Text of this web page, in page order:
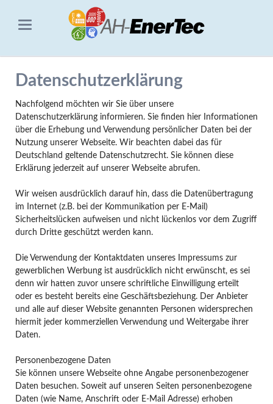
Datenschutzerklärung
Nachfolgend möchten wir Sie über unsere
Datenschutzerklärung informieren. Sie finden hier Informationen
über die Erhebung und Verwendung persönlicher Daten bei der
Nutzung unserer Webseite. Wir beachten dabei das für
Deutschland geltende Datenschutzrecht. Sie können diese
Erklärung jederzeit auf unserer Webseite abrufen.
Wir weisen ausdrücklich darauf hin, dass die Datenübertragung
im Internet (z.B. bei der Kommunikation per E-Mail)
Sicherheitslücken aufweisen und nicht lückenlos vor dem Zugriff
durch Dritte geschützt werden kann.
Die Verwendung der Kontaktdaten unseres Impressums zur
gewerblichen Werbung ist ausdrücklich nicht erwünscht, es sei
denn wir hatten zuvor unsere schriftliche Einwilligung erteilt
oder es besteht bereits eine Geschäftsbeziehung. Der Anbieter
und alle auf dieser Website genannten Personen widersprechen
hiermit jeder kommerziellen Verwendung und Weitergabe ihrer
Daten.
Personenbezogene Daten
Sie können unsere Webseite ohne Angabe personenbezogener
Daten besuchen. Soweit auf unseren Seiten personenbezogene
Daten (wie Name, Anschrift oder E-Mail Adresse) erhoben